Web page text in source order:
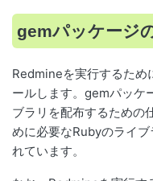
gemパッケージ
Redmineを実行するため
ールします。gemパッケ
ブラリを配布するための
めに必要なRubyのライ
れています。